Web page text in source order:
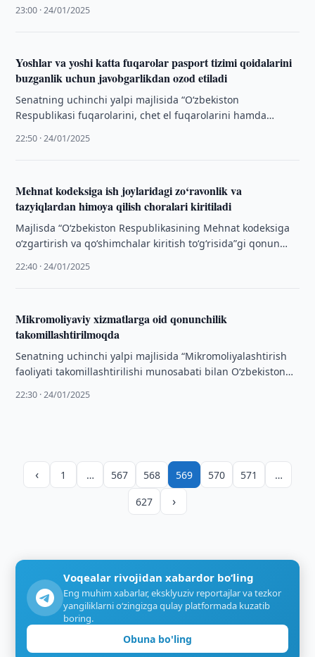
o‘zgartirish va qo‘shimchalar kiritish …
23:00 · 24/01/2025
Yoshlar va yoshi katta fuqarolar pasport tizimi qoidalarini
buzganlik uchun javobgarlikdan ozod etiladi
Senatning uchinchi yalpi majlisida “O‘zbekiston
Respublikasi fuqarolarini, chet el fuqarolarini hamda
bo‘yicha …
22:50 · 24/01/2025
Mehnat kodeksiga ish joylaridagi zo‘ravonlik va
tazyiqlardan himoya qilish choralari kiritiladi
Majlisda “O‘zbekiston Respublikasining Mehnat kodeksiga
o‘zgartirish va qo‘shimchalar kiritish to‘g‘risida”gi qonun
chiqilmoqda.
22:40 · 24/01/2025
Mikromoliyaviy xizmatlarga oid qonunchilik
takomillashtirilmoqda
Senatning uchinchi yalpi majlisida “Mikromoliyalashtirish
faoliyati takomillashtirilishi munosabati bilan O‘zbekiston
o‘zgartirishlar kiritish to‘g‘risida”gi Qonun …
22:30 · 24/01/2025
‹ 1 … 567 568 569 570 571
…
627
›
Voqealar rivojidan xabardor bo‘ling
Eng muhim xabarlar, eksklyuziv reportajlar va tezkor
yangiliklarni o‘zingizga qulay platformada kuzatib
boring.
Obuna bo'ling